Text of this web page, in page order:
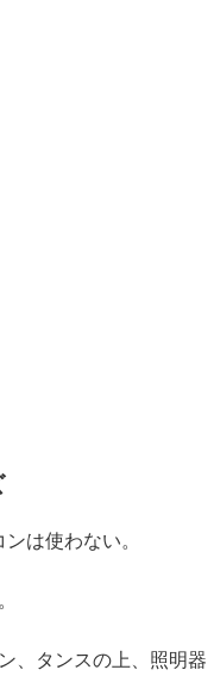
は使わない。
、タンスの上、照明器